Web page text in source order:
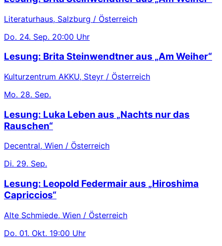
Literaturhaus, Salzburg / Österreich
Do. 24. Sep. 20:00 Uhr
Lesung: Brita Steinwendtner aus „Am Weiher“
Kulturzentrum AKKU, Steyr / Österreich
Mo. 28. Sep.
Lesung: Luka Leben aus „Nachts nur das
Rauschen“
Decentral, Wien / Österreich
Di. 29. Sep.
Lesung: Leopold Federmair aus „Hiroshima
Capriccios“
Alte Schmiede, Wien / Österreich
Do. 01. Okt. 19:00 Uhr